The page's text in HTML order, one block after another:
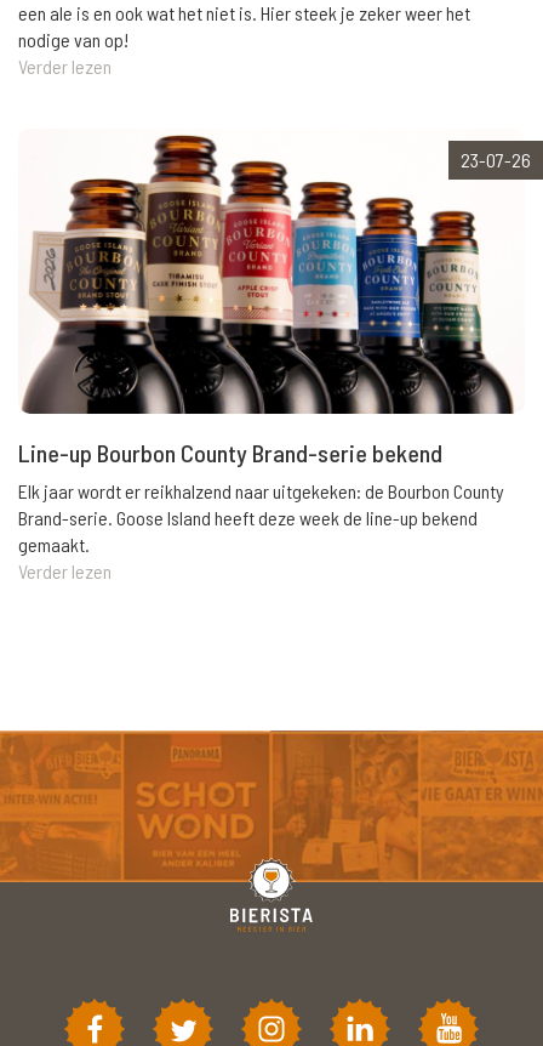
een ale is en ook wat het niet is. Hier steek je zeker weer het
nodige van op!
Verder lezen
23-07-26
Line-up Bourbon County Brand-serie bekend
Elk jaar wordt er reikhalzend naar uitgekeken: de Bourbon County
Brand-serie. Goose Island heeft deze week de line-up bekend
gemaakt.
Verder lezen